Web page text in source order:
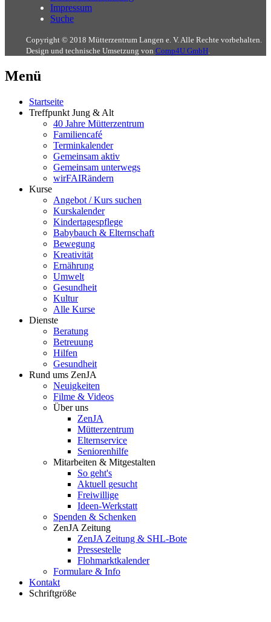
Impressum
Suche
Copyright © 2018 Mütterzentrum Langen e. V. Alle Rechte vorbehalten.
Design und technische Umsetzung von Comp4U GmbH.
Menü
Startseite
Treffpunkt Jung & Alt
40 Jahre Mütterzentrum
Familiencafé
Terminkalender
Gemeinsam aktiv
Gemeinsam unterwegs
wirFAIRändern
Kurse
Angebot / Kurs suchen
Kurskalender
Kindertagespflege
Babybauch & Elternschaft
Bewegung
Kreativität
Ernährung
Umwelt
Gesundheit
Kultur
Alle Kurse
Dienste
Beratung
Betreuung
Hilfen
Gesundheit
Rund ums ZenJA
Neuigkeiten
Filme & Videos
Über uns
ZenJA
Mütterzentrum
Elternservice
Seniorenhilfe
Mitarbeiten & Mitgestalten
So geht's
Aktuell gesucht
Freiwillige
Ideen-Werkstatt
Spenden & Schenken
ZenJA Zeitung
ZenJA Zeitung & SHL-Bote
Pressestelle
Flohmarktkalender
Formulare & Info
Kontakt
Schriftgröße